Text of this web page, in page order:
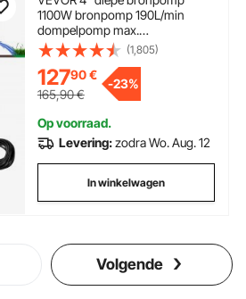
1100W bronpomp 190L/min
dompelpomp max.
opvoerhoogte 57m leidingpomp
230V 50Hz zandpomp IP68
waterpomp 0-40℃ pomp Ideaal
voor irrigatiewatervoorziening
afvoer
(1,805)
12790€
165,90€
-23%
Op voorraad.
Levering:zodra Wo. Aug. 12
In winkelwagen
Volgende